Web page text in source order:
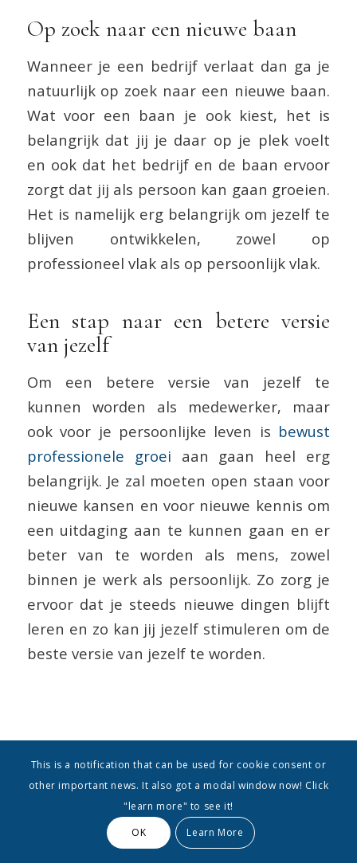
Op zoek naar een nieuwe baan
Wanneer je een bedrijf verlaat dan ga je
natuurlijk op zoek naar een nieuwe baan.
Wat voor een baan je ook kiest, het is
belangrijk dat jij je daar op je plek voelt
en ook dat het bedrijf en de baan ervoor
zorgt dat jij als persoon kan gaan groeien.
Het is namelijk erg belangrijk om jezelf te
blijven ontwikkelen, zowel op
professioneel vlak als op persoonlijk vlak.
Een stap naar een betere versie
van jezelf
Om een betere versie van jezelf te
kunnen worden als medewerker, maar
ook voor je persoonlijke leven is bewust
professionele groei aan gaan heel erg
belangrijk. Je zal moeten open staan voor
nieuwe kansen en voor nieuwe kennis om
een uitdaging aan te kunnen gaan en er
beter van te worden als mens, zowel
binnen je werk als persoonlijk. Zo zorg je
ervoor dat je steeds nieuwe dingen blijft
leren en zo kan jij jezelf stimuleren om de
beste versie van jezelf te worden.
DECEMBER 22, 2021
/ DOOR ADMIN
OPLEIDING
This is a notification that can be used for cookie consent or
other important news. It also got a modal window now! Click
"learn more" to see it!
OK
Learn More